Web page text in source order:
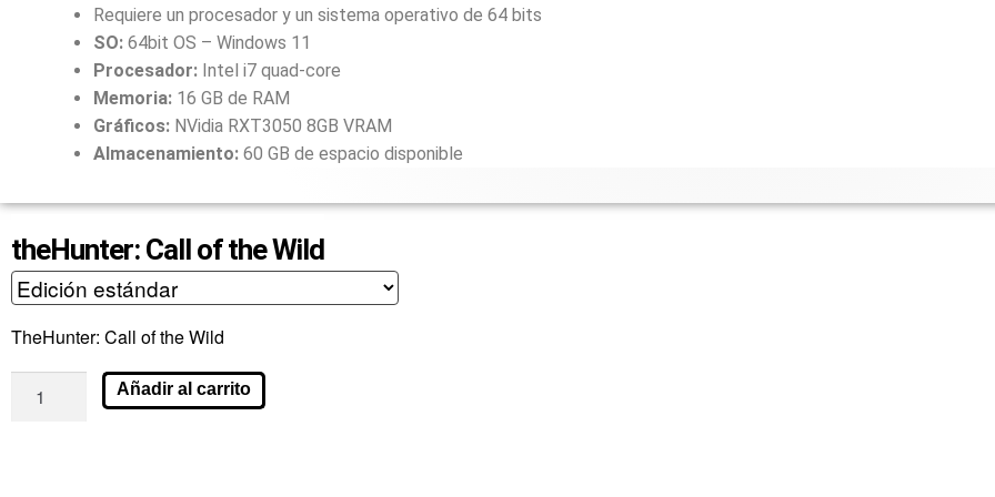
Requiere un procesador y un sistema operativo de 64 bits
SO: 64bit OS – Windows 11
Procesador: Intel i7 quad-core
Memoria: 16 GB de RAM
Gráficos: NVidia RXT3050 8GB VRAM
Almacenamiento: 60 GB de espacio disponible
theHunter: Call of the Wild
TheHunter: Call of the Wild
Añadir al carrito